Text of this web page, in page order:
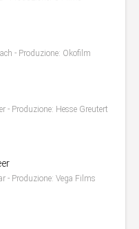
- Produzione: Okofilm
- Produzione: Hesse Greutert
- Produzione: Vega Films